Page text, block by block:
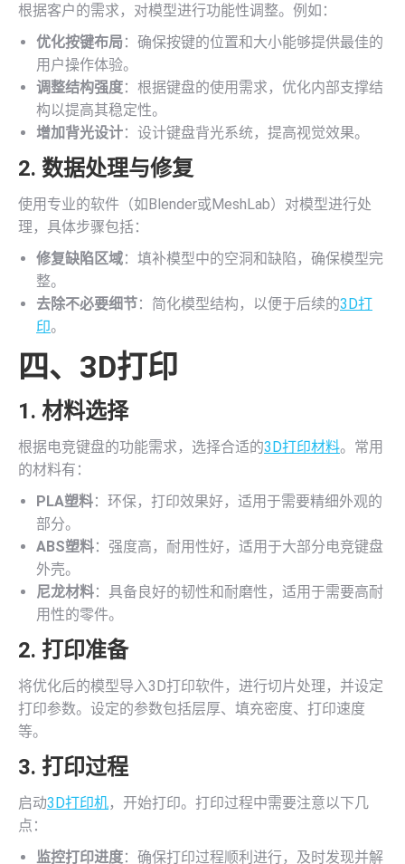
根据客户的需求，对模型进行功能性调整。例如：
优化按键布局：确保按键的位置和大小能够提供最佳的
用户操作体验。
调整结构强度：根据键盘的使用需求，优化内部支撑结
构以提高其稳定性。
增加背光设计：设计键盘背光系统，提高视觉效果。
2. 数据处理与修复
使用专业的软件（如Blender或MeshLab）对模型进行处
理，具体步骤包括：
修复缺陷区域：填补模型中的空洞和缺陷，确保模型完
整。
去除不必要细节：简化模型结构，以便于后续的3D打
印。
四、 3D打印
1. 材料选择
根据电竞键盘的功能需求，选择合适的3D打印材料。常用
的材料有：
PLA塑料：环保，打印效果好，适用于需要精细外观的
部分。
ABS塑料：强度高，耐用性好，适用于大部分电竞键盘
外壳。
尼龙材料：具备良好的韧性和耐磨性，适用于需要高耐
用性的零件。
2. 打印准备
将优化后的模型导入3D打印软件，进行切片处理，并设定
打印参数。设定的参数包括层厚、填充密度、打印速度
等。
3. 打印过程
启动3D打印机，开始打印。打印过程中需要注意以下几
点：
监控打印进度：确保打印过程顺利进行，及时发现并解